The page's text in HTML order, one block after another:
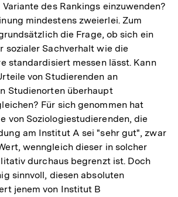
des Rankings einzuwenden?
mindestens zweierlei. Zum
die Frage, ob sich ein
sozialer Sachverhalt wie die
standardisiert messen lässt. Kann
von Studierenden an
Studienorten überhaupt
Für sich genommen hat
von Soziologiestudierenden, die
am Institut A sei "sehr gut", zwar
wenngleich dieser in solcher
durchaus begrenzt ist. Doch
sinnvoll, diesen absoluten
jenem von Institut B